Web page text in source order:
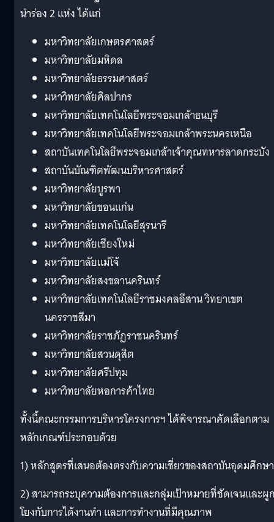
นำร่อง 2 แห่ง ได้แก่
มหาวิทยาลัยเกษตรศาสตร์
มหาวิทยาลัยมหิดล
มหาวิทยาลัยธรรมศาสตร์
มหาวิทยาลัยศิลปากร
มหาวิทยาลัยเทคโนโลยีพระจอมเกล้าธนบุรี
มหาวิทยาลัยเทคโนโลยีพระจอมเกล้าพระนครเหนือ
สถาบันเทคโนโลยีพระจอมเกล้าเจ้าคุณทหารลาดกระบัง
สถาบันบัณฑิตพัฒนบริหารศาสตร์
มหาวิทยาลัยบูรพา
มหาวิทยาลัยขอนแก่น
มหาวิทยาลัยเทคโนโลยีสุรนารี
มหาวิทยาลัยเชียงใหม่
มหาวิทยาลัยแม่โจ้
มหาวิทยาลัยสงขลานครินทร์
มหาวิทยาลัยเทคโนโลยีราชมงคลอีสาน วิทยาเขต
นครราชสีมา
มหาวิทยาลัยราชภัฏราชนครินทร์
มหาวิทยาลัยสวนดุสิต
มหาวิทยาลัยศรีปทุม
มหาวิทยาลัยหอการค้าไทย
ทั้งนี้คณะกรรมการบริหารโครงการฯ ได้พิจารณาคัดเลือกตาม
หลักเกณฑ์ประกอบด้วย
1) หลักสูตรที่เสนอต้องตรงกับความเชี่ยวของสถาบันอุดมศึกษา
2) สามารถระบุความต้องการและกลุ่มเป้าหมายที่ชัดเจนและผู
โยงกับการได้งานทำ และการทำงานที่มีคุณภาพ